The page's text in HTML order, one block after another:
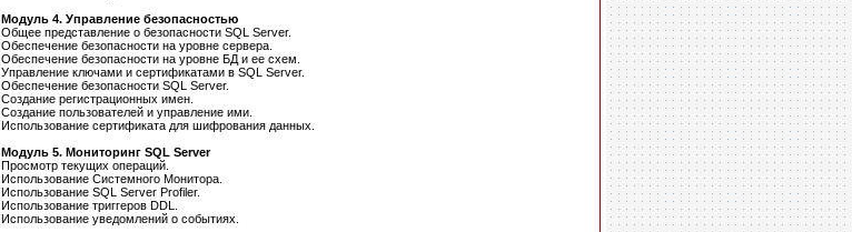
Модуль 4. Управление безопасностью
Общее представление о безопасности SQL Server.
Обеспечение безопасности на уровне сервера.
Обеспечение безопасности на уровне БД и ее схем.
Управление ключами и сертификатами в SQL Server.
Обеспечение безопасности SQL Server.
Создание регистрационных имен.
Создание пользователей и управление ими.
Использование сертификата для шифрования данных.
Модуль 5. Мониторинг SQL Server
Просмотр текущих операций.
Использование Системного Монитора.
Использование SQL Server Profiler.
Использование триггеров DDL.
Использование уведомлений о событиях.